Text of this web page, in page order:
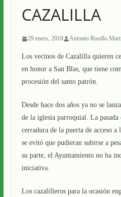
CAZALILLA
29 enero, 2018 Antonio Rosillo
Los vecinos de Cazalilla quieren
en honor a San Blas, que tiene
procesión del santo patrón.
Desde hace dos años ya no se
de la iglesia parroquial. La pasada
cerradura de la puerta de acceso
se evitó que pudieran subirse a
su parte, el Ayuntamiento no ha
iniciativa.
Los cazalilleros para la ocasión